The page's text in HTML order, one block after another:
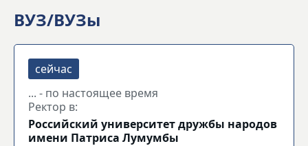
ВУЗ/ВУЗы
... - по настоящее время
Ректор в:
Российский университет дружбы народов
имени Патриса Лумумбы